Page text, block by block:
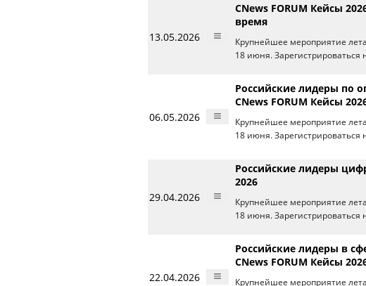
13.05.2026
CNews FORUM Кейсы
время
Крупнейшее мероприятие
18 июня. Зарегистрироваться
06.05.2026
Российские лидеры по
CNews FORUM Кейсы
Крупнейшее мероприятие
18 июня. Зарегистрироваться
29.04.2026
Российские лидеры
2026
Крупнейшее мероприятие
18 июня. Зарегистрироваться
22.04.2026
Российские лидеры в
CNews FORUM Кейсы
Крупнейшее мероприятие